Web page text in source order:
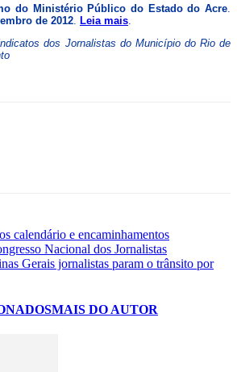
do Ministério Público do Estado do Acre
de 2012 Leia mais
dos Jornalistas do Município do Rio de
calendário e encaminhamentos
Nacional dos Jornalistas
Gerais jornalistas param o trânsito por
MAIS DO AUTOR